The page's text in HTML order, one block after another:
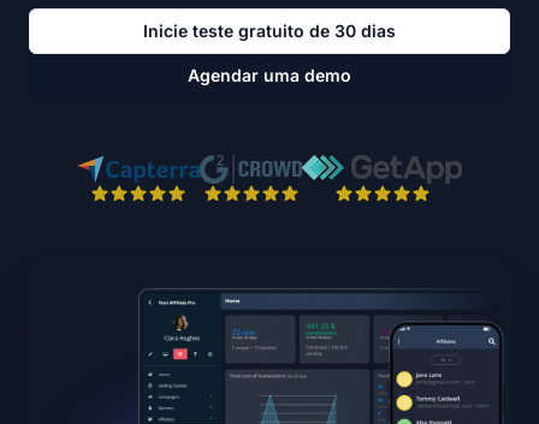
Inicie teste gratuito de 30 dias
Agendar uma demo